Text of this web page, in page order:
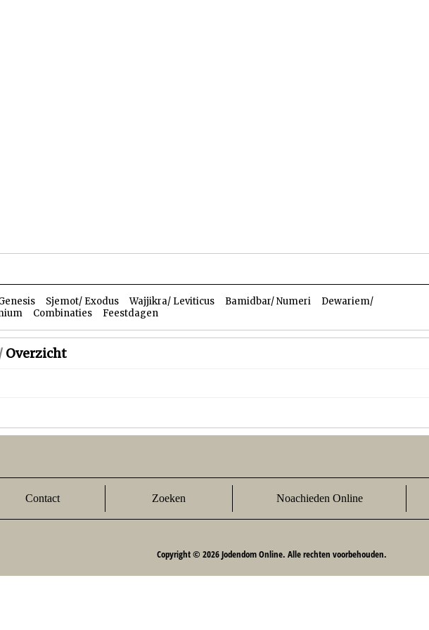
Sjemot/ Exodus Wajjikra/ Leviticus Bamidbar/ Numeri
Dewariem/
Combinaties Feestdagen
Overzicht
Contact Zoeken Noachieden Online
Copyright © 2026 Jodendom Online. Alle rechten voorbehouden.